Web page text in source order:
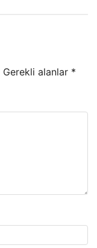
Gerekli alanlar *